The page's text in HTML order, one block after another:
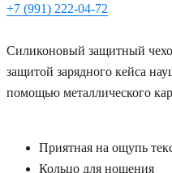
+7 (991) 222-04-72
Силиконовый защитный
защитой зарядного кейса
помощью металлического
Приятная на ощупь
Кольцо для ношения